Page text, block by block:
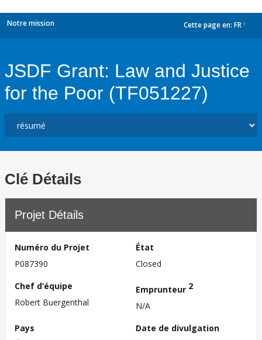
Notre mission Cette page en: FR
JSDF Grant: Law and Justice
for the Poor (TF051227)
Clé Détails
Projet Détails
Numéro du Projet
P087390
État
Closed
Chef d’équipe
Robert Buergenthal
Emprunteur 2
N/A
Pays
Date de divulgation